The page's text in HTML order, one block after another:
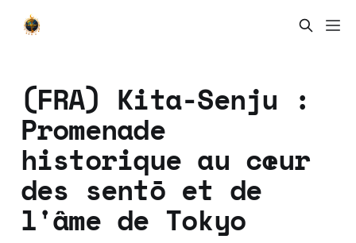
(FRA) Kita-Senju :
Promenade
historique au cœur
des sentō et de
l'âme de Tokyo